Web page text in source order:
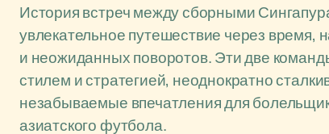
История встреч между сборными
увлекательное путешествие через
и неожиданных поворотов. Эти две
стилем и стратегией, неоднократно
незабываемые впечатления для
азиатского футбола.